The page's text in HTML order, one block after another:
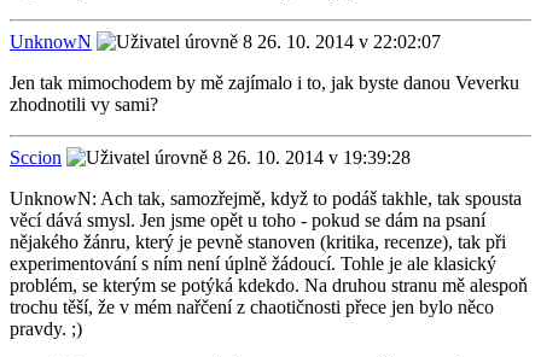
UnknowN
26. 10. 2014 v 22:02:07
Jen tak mimochodem by mě zajímalo i to, jak byste danou Veverku
zhodnotili vy sami?
Sccion
26. 10. 2014 v 19:39:28
UnknowN: Ach tak, samozřejmě, když to podáš takhle, tak spousta
věcí dává smysl. Jen jsme opět u toho - pokud se dám na psaní
nějakého žánru, který je pevně stanoven (kritika, recenze), tak při
experimentování s ním není úplně žádoucí. Tohle je ale klasický
problém, se kterým se potýká kdekdo. Na druhou stranu mě alespoň
trochu těší, že v mém nařčení z chaotičnosti přece jen bylo něco
pravdy. ;)